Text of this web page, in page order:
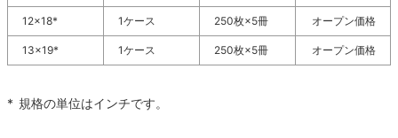
12×18* 1ケース 250枚×5冊 オープン価格
13×19* 1ケース 250枚×5冊 オープン価格
* 規格の単位はインチです。